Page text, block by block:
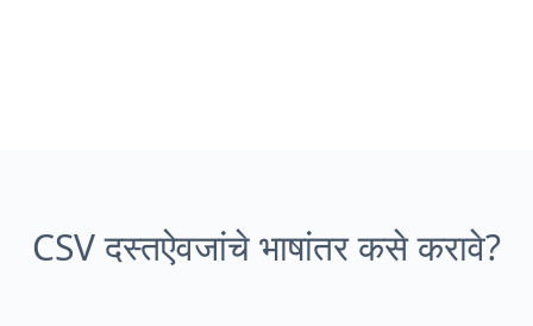
CSV दस्तऐवजांचे भाषांतर कसे करावे?